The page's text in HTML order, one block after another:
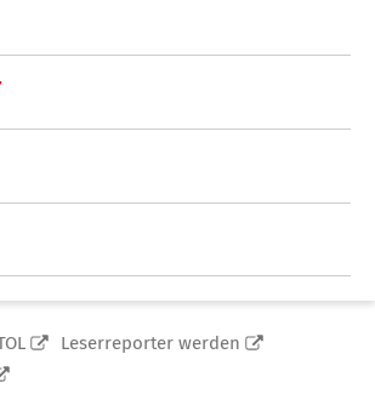
Leserreporter werden